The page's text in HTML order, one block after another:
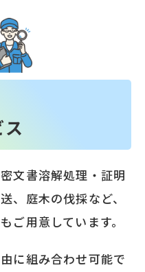
文書溶解処理・証明
、庭木の伐採など、
ご用意しています。
に組み合わせ可能で